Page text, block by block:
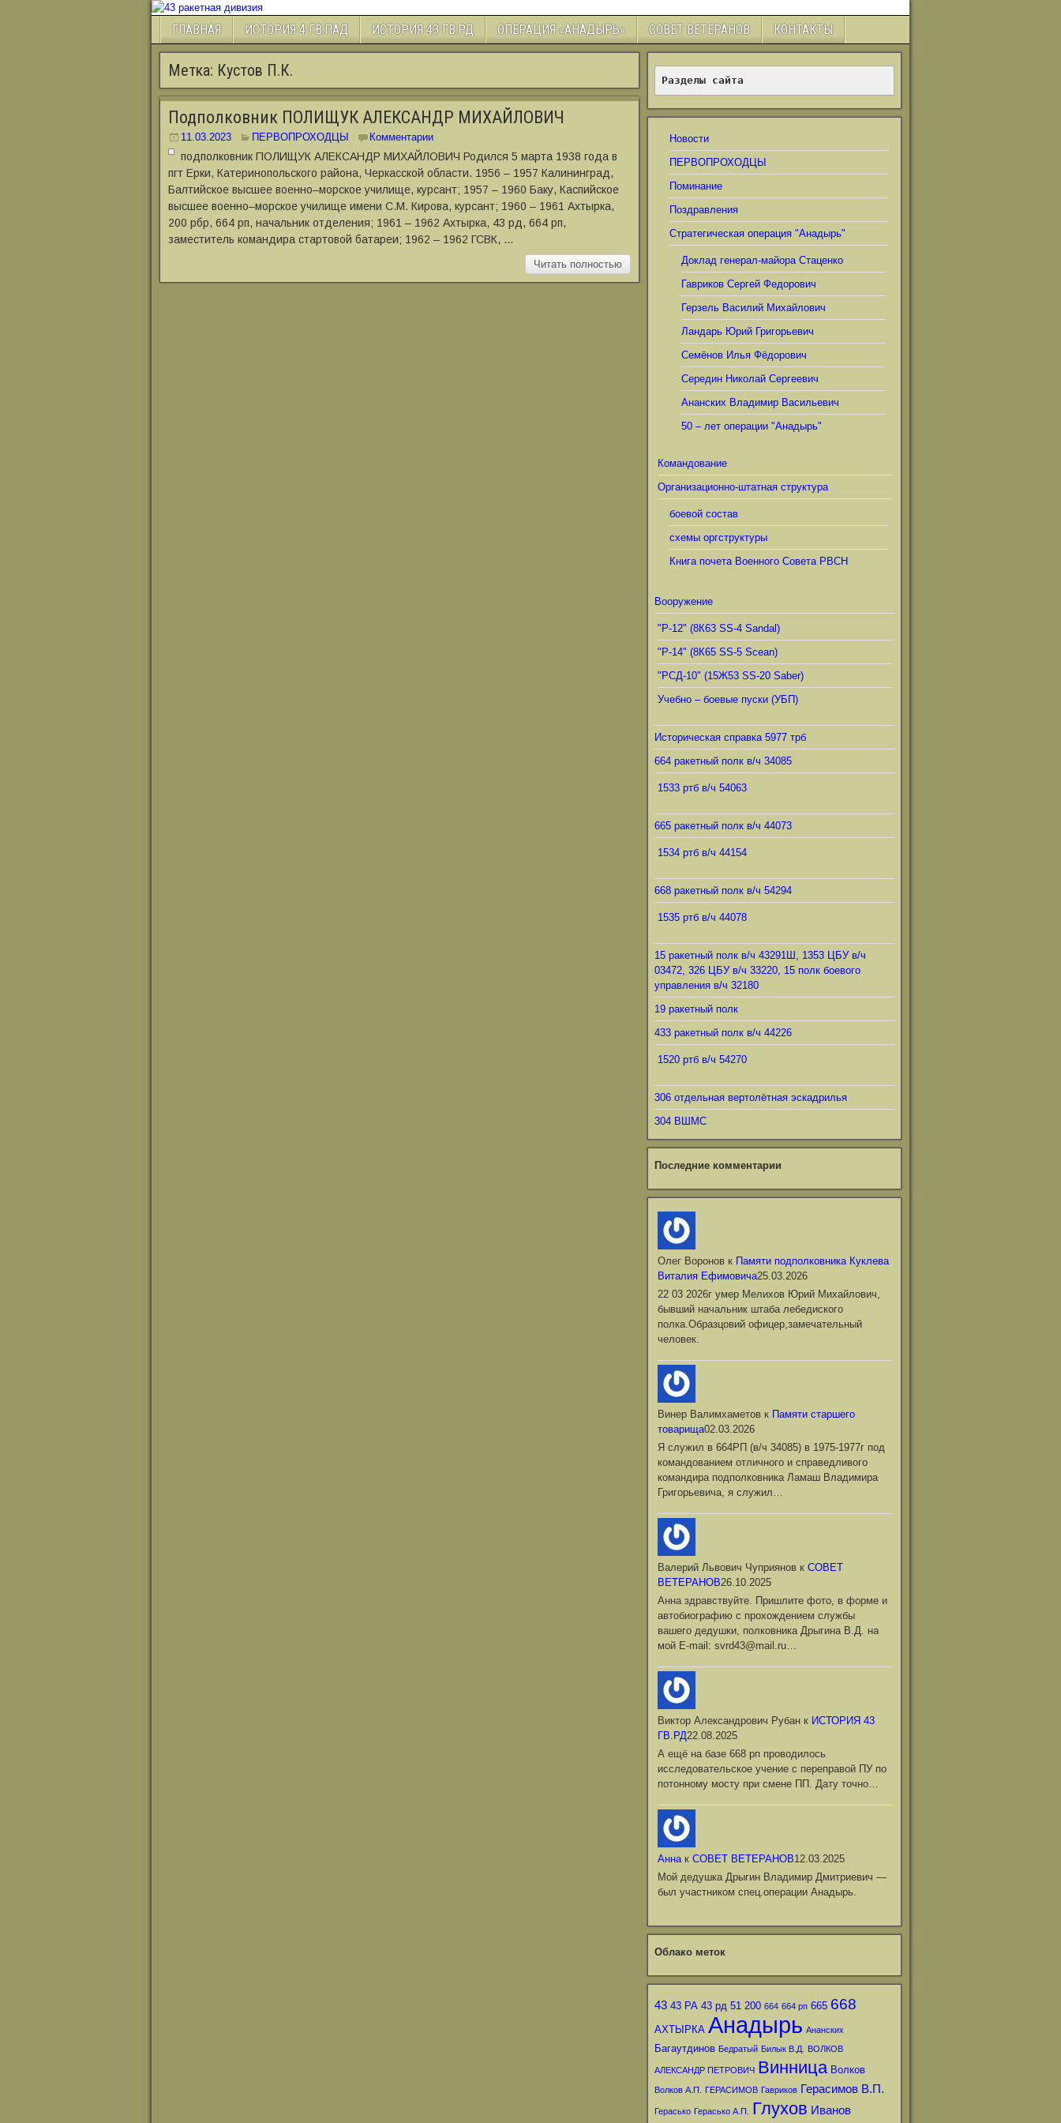
ГЛАВНАЯ ИСТОРИЯ 4 ГВ.ПАД ИСТОРИЯ 43 ГВ.РД ОПЕРАЦИЯ «АНАДЫРЬ» СОВЕТ ВЕТЕРАНОВ КОНТАКТЫ
Метка: Кустов П.К.
Подполковник ПОЛИЩУК АЛЕКСАНДР МИХАЙЛОВИЧ
11.03.2023 ПЕРВОПРОХОДЦЫ Комментарии
подполковник ПОЛИЩУК АЛЕКСАНДР МИХАЙЛОВИЧ Родился 5 марта 1938 года в
пгт Ерки, Катеринопольского района, Черкасской области. 1956 ‒ 1957 Калининград,
Балтийское высшее военно‒морское училище, курсант; 1957 ‒ 1960 Баку, Каспийское
высшее военно‒морское училище имени С.М. Кирова, курсант; 1960 ‒ 1961 Ахтырка,
200 рбр, 664 рп, начальник отделения; 1961 ‒ 1962 Ахтырка, 43 рд, 664 рп,
заместитель командира стартовой батареи; 1962 ‒ 1962 ГСВК, …
Читать полностью
Разделы сайта
Новости
ПЕРВОПРОХОДЦЫ
Поминание
Поздравления
Стратегическая операция "Анадырь"
Доклад генерал-майора Стаценко
Гавриков Сергей Федорович
Герзель Василий Михайлович
Ландарь Юрий Григорьевич
Семёнов Илья Фёдорович
Середин Николай Сергеевич
Ананских Владимир Васильевич
50 – лет операции "Анадырь"
Командование
Организационно-штатная структура
боевой состав
схемы оргструктуры
Книга почета Военного Совета РВСН
Вооружение
"Р-12" (8К63 SS-4 Sandal)
"Р-14" (8К65 SS-5 Scean)
"РСД-10" (15Ж53 SS-20 Saber)
Учебно – боевые пуски (УБП)
Историческая справка 5977 трб
664 ракетный полк в/ч 34085
1533 ртб в/ч 54063
665 ракетный полк в/ч 44073
1534 ртб в/ч 44154
668 ракетный полк в/ч 54294
1535 ртб в/ч 44078
15 ракетный полк в/ч 43291Ш, 1353 ЦБУ в/ч
03472, 326 ЦБУ в/ч 33220, 15 полк боевого
управления в/ч 32180
19 ракетный полк
433 ракетный полк в/ч 44226
1520 ртб в/ч 54270
306 отдельная вертолётная эскадрилья
304 ВШМС
Последние комментарии
Олег Вороновк Памяти подполковника Куклева
Виталия Ефимовича25.03.2026
22 03 2026г умер Мелихов Юрий Михайлович,
бывший начальник штаба лебедиского
полка.Образцовий офицер,замечательный
человек.
Винер Валимхаметовк Памяти старшего
товарища02.03.2026
Я служил в 664РП (в/ч 34085) в 1975-1977г под
командованием отличного и справедливого
командира подполковника Ламаш Владимира
Григорьевича, я служил…
Валерий Львович Чуприяновк СОВЕТ
ВЕТЕРАНОВ26.10.2025
Анна здравствуйте. Пришлите фото, в форме и
автобиографию с прохождением службы
вашего дедушки, полковника Дрыгина В.Д. на
мой Е-mail: svrd43@mail.ru…
Виктор Александрович Рубанк ИСТОРИЯ 43
ГВ.РД22.08.2025
А ещё на базе 668 рп проводилось
исследовательское учение с переправой ПУ по
потонному мосту при смене ПП. Дату точно…
Аннак СОВЕТ ВЕТЕРАНОВ12.03.2025
Мой дедушка Дрыгин Владимир Дмитриевич —
был участником спец.операции Анадырь.
Облако меток
43 43 РА 43 рд 51 200 664 664 рп 665 668
АХТЫРКА Анадырь Ананских
Багаутдинов Бедратый Билык В.Д. ВОЛКОВ
АЛЕКСАНДР ПЕТРОВИЧ Винница Волков
Волков А.П. ГЕРАСИМОВ Гавриков Герасимов В.П.
Герасько Герасько А.П. Глухов Иванов